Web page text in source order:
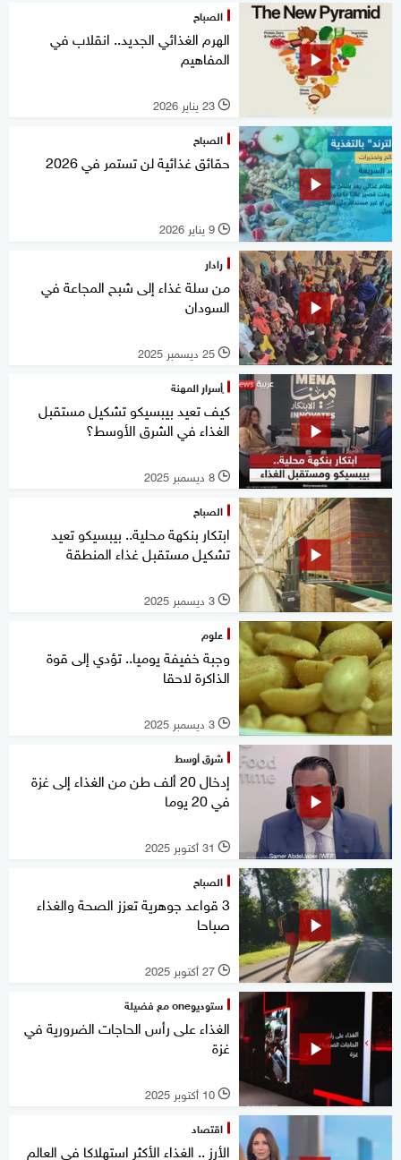
الصباح
الهرم الغذائي الجديد.. انقلاب في
المفاهيم
l 23 يناير 2026
الصباح
حقائق غذائية لن تستمر في 2026
l 9 يناير 2026
رادار
من سلة غذاء إلى شبح المجاعة في
السودان
l 25 ديسمبر 2025
ٍأسرار المهنة
كيف تعيد بيبسيكو تشكيل مستقبل
الغذاء في الشرق الأوسط؟
l 8 ديسمبر 2025
الصباح
ابتكار بنكهة محلية.. بيبسيكو تعيد
تشكيل مستقبل غذاء المنطقة
l 3 ديسمبر 2025
علوم
وجبة خفيفة يوميا.. تؤدي إلى قوة
الذاكرة لاحقا
l 3 ديسمبر 2025
شرق أوسط
إدخال 20 ألف طن من الغذاء إلى غزة
في 20 يوما
l 31 أكتوبر 2025
الصباح
3 قواعد جوهرية تعزز الصحة والغذاء
صباحا
l 27 أكتوبر 2025
ستوديوone مع فضيلة
الغذاء على رأس الحاجات الضرورية في
غزة
l 10 أكتوبر 2025
اقتصاد
الأرز .. الغذاء الأكثر استهلاكا في العالم